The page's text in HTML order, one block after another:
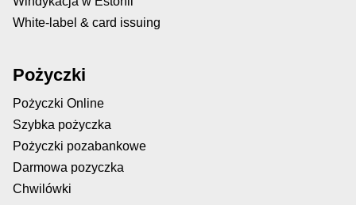
White-label & card issuing
Pożyczki
Pożyczki Online
Szybka pożyczka
Pożyczki pozabankowe
Darmowa pozyczka
Chwilówki